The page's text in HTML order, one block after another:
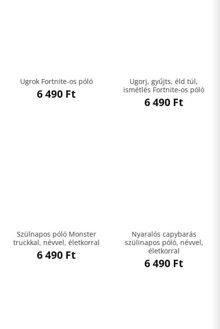
Ugrok Fortnite-os póló
6 490 Ft
Ugorj, gyűjts, éld túl,
ismétlés Fortnite-os póló
6 490 Ft
Szülnapos póló Monster
truckkal, névvel, életkorral
6 490 Ft
Nyaralós capybarás
szülinapos póló, névvel,
életkorral
6 490 Ft